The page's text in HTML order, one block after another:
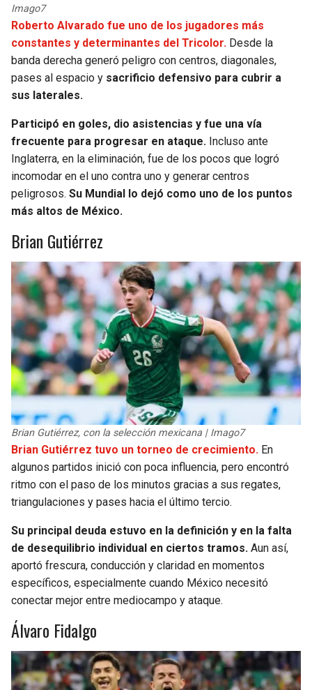
Imago7
Roberto Alvarado fue uno de los jugadores más
constantes y determinantes del Tricolor. Desde la
banda derecha generó peligro con centros, diagonales,
pases al espacio y sacrificio defensivo para cubrir a
sus laterales.
Participó en goles, dio asistencias y fue una vía
frecuente para progresar en ataque. Incluso ante
Inglaterra, en la eliminación, fue de los pocos que logró
incomodar en el uno contra uno y generar centros
peligrosos. Su Mundial lo dejó como uno de los puntos
más altos de México.
Brian Gutiérrez
Brian Gutiérrez, con la selección mexicana | Imago7
Brian Gutiérrez tuvo un torneo de crecimiento. En
algunos partidos inició con poca influencia, pero encontró
ritmo con el paso de los minutos gracias a sus regates,
triangulaciones y pases hacia el último tercio.
Su principal deuda estuvo en la definición y en la falta
de desequilibrio individual en ciertos tramos. Aun así,
aportó frescura, conducción y claridad en momentos
específicos, especialmente cuando México necesitó
conectar mejor entre mediocampo y ataque.
Álvaro Fidalgo